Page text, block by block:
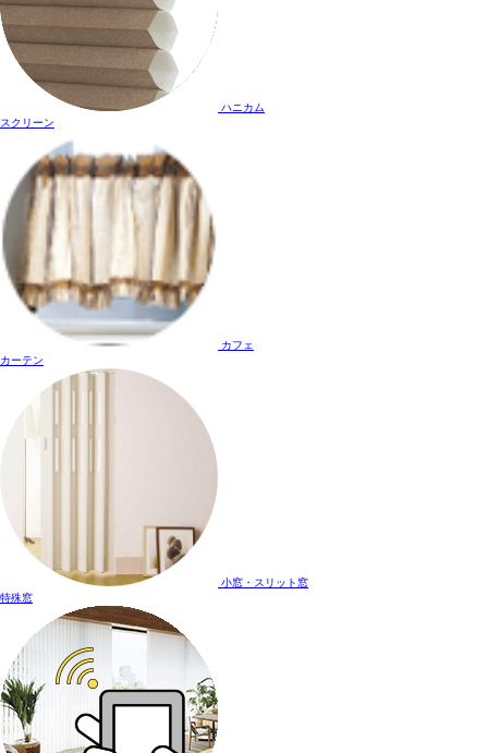
ハニカム
スクリーン
カフェ
カーテン
小窓・スリット窓
特殊窓